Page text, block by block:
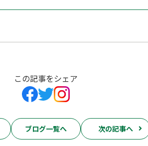
この記事をシェア
ブログ一覧へ 次の記事へ